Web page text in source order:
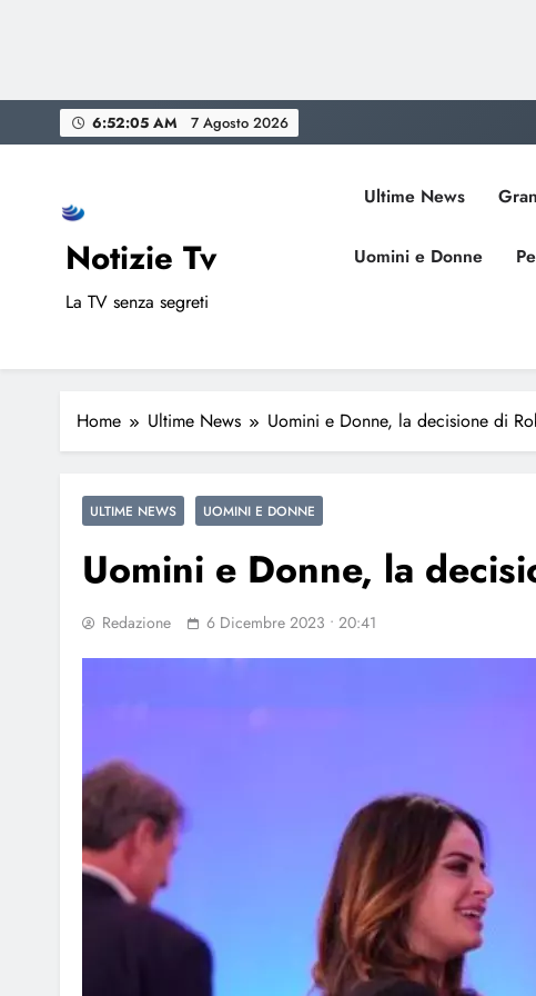
to
6:52:06 AM 7 Agosto 2026
Notizie Tv
La TV senza segreti
Ultime News
Uomini e Donne
Home Ultime News Uomini e Donne, la decisione di
ULTIME NEWS UOMINI E DONNE
Uomini e Donne, la
Redazione 6 Dicembre 2023 • 20:41